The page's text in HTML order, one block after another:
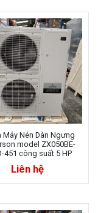
Máy Nén Dàn Ngưng
model ZX050BE-
451 công suất 5 HP
Liên hệ